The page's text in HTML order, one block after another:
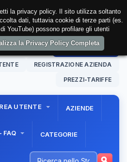
AREA RISERVATA
REGISTRAZIONE AZIENDA
PREZZI-TARIFFE
UTENTE AZIENDE
FAQ CATEGORIE
la privacy policy. Il sito utilizza soltanto
dati, tuttavia cookie di terze parti (es.
YouTube) possono profilare gli utenti
la Privacy Policy Completa